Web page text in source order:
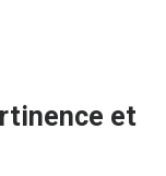
et